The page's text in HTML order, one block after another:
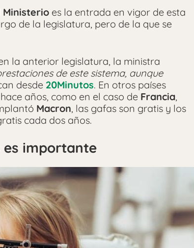
Ministerio es la entrada en vigor de esta
de la legislatura, pero de la que se
la anterior legislatura, la ministra
de este sistema, aunque
desde 20Minutos. En otros países
años, como en el caso de Francia,
Macron, las gafas son gratis y los
cada dos años.
importante